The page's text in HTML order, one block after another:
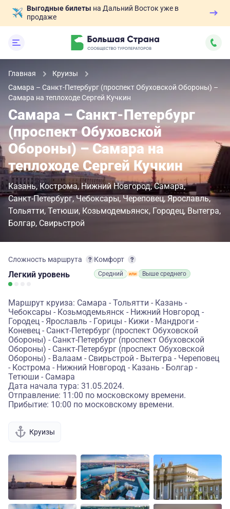
Выгодные билеты на Дальний Восток уже в
продаже
Главная
Круизы
Самара – Санкт-Петербург (проспект Обуховской Обороны) –
Самара на теплоходе Сергей Кучкин
Самара – Санкт-Петербург
(проспект Обуховской
Обороны) – Самара на
теплоходе Сергей Кучкин
Казань Кострома Нижний Новгород Самара
Санкт-Петербург Чебоксары Череповец Ярославль
Тольятти Тетюши Козьмодемьянск Городец Вытегра
Болгар Свирьстрой
Сложность маршрута
Легкий уровень
Комфорт
Средний Выше среднего
Маршрут круиза: Самара - Тольятти - Казань -
Чебоксары - Козьмодемьянск - Нижний Новгород -
Городец - Ярославль - Горицы - Кижи - Мандроги -
Коневец - Санкт-Петербург (проспект Обуховской
Обороны) - Санкт-Петербург (проспект Обуховской
Обороны) - Санкт-Петербург (проспект Обуховской
Обороны) - Валаам - Свирьстрой - Вытегра - Череповец
- Кострома - Нижний Новгород - Казань - Болгар -
Тетюши - Самара
Дата начала тура: 31.05.2024.
Отправление: 11:00 по московскому времени.
Прибытие: 10:00 по московскому времени.
Круизы